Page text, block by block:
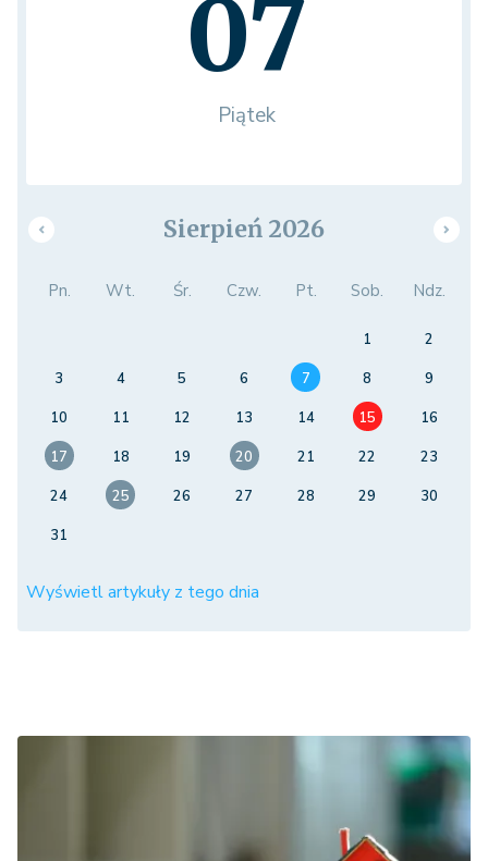
07
Piątek
Sierpień 2026
Pn. Wt. Śr. Czw. Pt. Sob. Ndz.
1
2
3
4 5 6 7 8
9
10
11 12 13 14 15
16
17
18 19 20 21 22
23
24
25 26 27 28 29
30
31
Wyświetl artykuły z tego dnia